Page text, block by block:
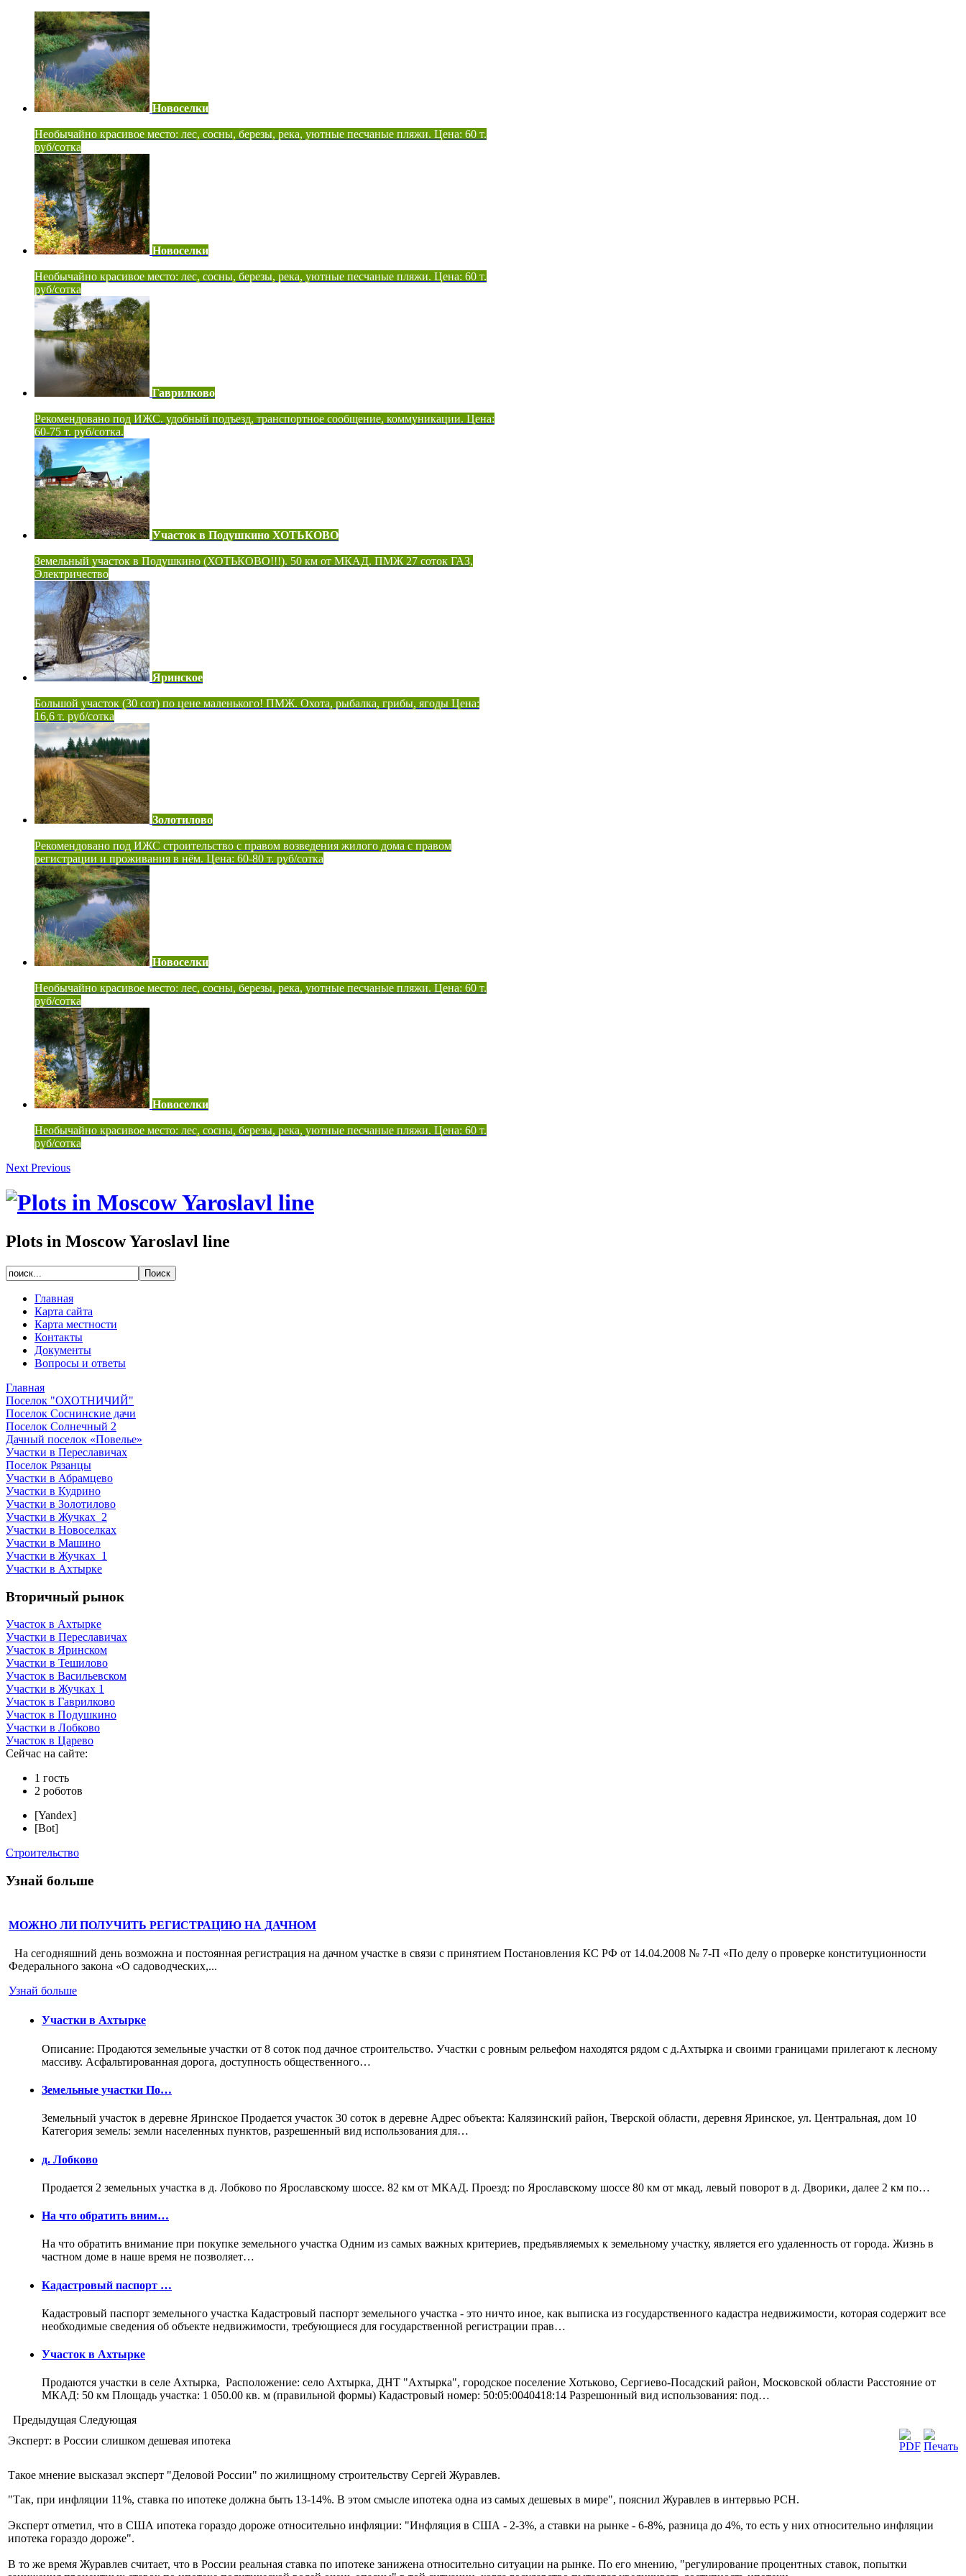
Новоселки
Необычайно красивое место: лес, сосны, березы, река, уютные песчаные пляжи. Цена: 60 т.
руб/сотка
Новоселки
Необычайно красивое место: лес, сосны, березы, река, уютные песчаные пляжи. Цена: 60 т.
руб/сотка
Гаврилково
Рекомендовано под ИЖС. удобный подъезд, транспортное сообщение, коммуникации. Цена:
60-75 т. руб/сотка.
Участок в Подушкино ХОТЬКОВО
Земельный участок в Подушкино (ХОТЬКОВО!!!). 50 км от МКАД. ПМЖ 27 соток ГАЗ,
Электричество
Яринское
Большой участок (30 сот) по цене маленького! ПМЖ. Охота, рыбалка, грибы, ягоды Цена:
16,6 т. руб/сотка
Золотилово
Рекомендовано под ИЖС строительство с правом возведения жилого дома с правом
регистрации и проживания в нём. Цена: 60-80 т. руб/сотка
Новоселки
Необычайно красивое место: лес, сосны, березы, река, уютные песчаные пляжи. Цена: 60 т.
руб/сотка
Новоселки
Необычайно красивое место: лес, сосны, березы, река, уютные песчаные пляжи. Цена: 60 т.
руб/сотка
Next Previous
Plots in Moscow Yaroslavl line
Главная
Карта сайта
Карта местности
Контакты
Документы
Вопросы и ответы
Главная
Поселок "ОХОТНИЧИЙ"
Поселок Соснинские дачи
Поселок Солнечный 2
Дачный поселок «Повелье»
Участки в Переславичах
Поселок Рязанцы
Участки в Абрамцево
Участки в Кудрино
Участки в Золотилово
Участки в Жучках_2
Участки в Новоселках
Участки в Машино
Участки в Жучках_1
Участки в Ахтырке
Вторичный рынок
Участок в Ахтырке
Участки в Переславичах
Участок в Яринском
Участки в Тешилово
Участок в Васильевском
Участки в Жучках 1
Участок в Гаврилково
Участок в Подушкино
Участки в Лобково
Участок в Царево
Сейчас на сайте:
1 гость
2 роботов
[Yandex]
[Bot]
Строительство
Узнай больше
МОЖНО ЛИ ПОЛУЧИТЬ РЕГИСТРАЦИЮ НА ДАЧНОМ
На сегодняшний день возможна и постоянная регистрация на дачном участке в связи с принятием Постановления КС РФ от 14.04.2008 № 7-П «По делу о проверке конституционности
Федерального закона «О садоводческих,...
Узнай больше
Участки в Ахтырке
Описание: Продаются земельные участки от 8 соток под дачное строительство. Участки с ровным рельефом находятся рядом с д.Ахтырка и своими границами прилегают к лесному
массиву. Асфальтированная дорога, доступность общественного…
Земельные участки По…
Земельный участок в деревне Яринское Продается участок 30 соток в деревне Адрес объекта: Калязинский район, Тверской области, деревня Яринское, ул. Центральная, дом 10
Категория земель: земли населенных пунктов, разрешенный вид использования для…
д. Лобково
Продается 2 земельных участка в д. Лобково по Ярославскому шоссе. 82 км от МКАД. Проезд: по Ярославскому шоссе 80 км от мкад, левый поворот в д. Дворики, далее 2 км по…
На что обратить вним…
На что обратить внимание при покупке земельного участка Одним из самых важных критериев, предъявляемых к земельному участку, является его удаленность от города. Жизнь в
частном доме в наше время не позволяет…
Кадастровый паспорт …
Кадастровый паспорт земельного участка Кадастровый паспорт земельного участка - это ничто иное, как выписка из государственного кадастра недвижимости, которая содержит все
необходимые сведения об объекте недвижимости, требующиеся для государственной регистрации прав…
Участок в Ахтырке
Продаются участки в селе Ахтырка, Расположение: село Ахтырка, ДНТ "Ахтырка", городское поселение Хотьково, Сергиево-Посадский район, Московской области Расстояние от
МКАД: 50 км Площадь участка: 1 050.00 кв. м (правильной формы) Кадастровый номер: 50:05:0040418:14 Разрешонный вид использования: под…
Предыдущая Следующая
Эксперт: в России слишком дешевая ипотека
Такое мнение высказал эксперт "Деловой России" по жилищному строительству Сергей Журавлев.
"Так, при инфляции 11%, ставка по ипотеке должна быть 13-14%. В этом смысле ипотека одна из самых дешевых в мире", пояснил Журавлев в интервью РСН.
Эксперт отметил, что в США ипотека гораздо дороже относительно инфляции: "Инфляция в США - 2-3%, а ставки на рынке - 6-8%, разница до 4%, то есть у них относительно инфляции
ипотека гораздо дороже".
В то же время Журавлев считает, что в России реальная ставка по ипотеке занижена относительно ситуации на рынке. По его мнению, "регулирование процентных ставок, попытки